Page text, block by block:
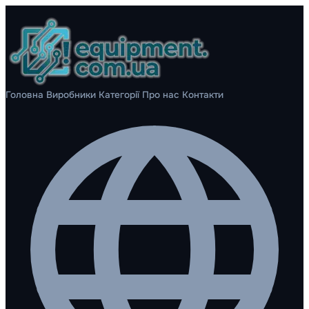
Головна Виробники Категорії Про нас Контакти